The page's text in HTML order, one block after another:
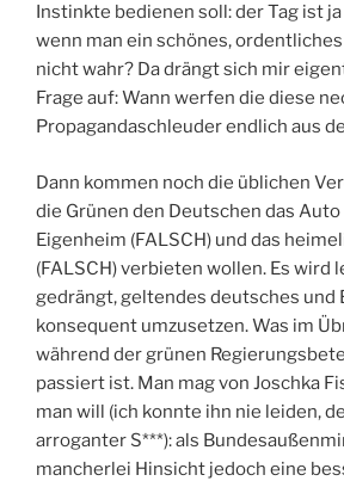
Instinkte bedienen soll: der Tag ist
wenn man ein schönes,
nicht wahr? Da drängt sich mir
Frage auf: Wann werfen die diese
Propagandaschleuder endlich aus
Dann kommen noch die üblichen
die Grünen den Deutschen das Auto
Eigenheim (FALSCH) und das
(FALSCH) verbieten wollen. Es wird
gedrängt, geltendes deutsches und
konsequent umzusetzen. Was im
während der grünen
passiert ist. Man mag von Joschka
man will (ich konnte ihn nie leiden,
arroganter S***): als
mancherlei Hinsicht jedoch eine